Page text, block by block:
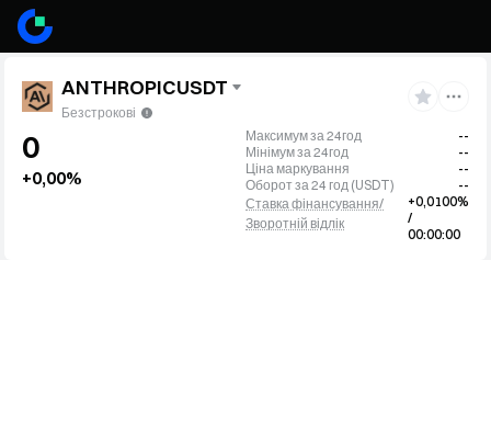
ANTHROPICUSDT
Безстрокові
0
+0,00%
Максимум за 24год
--
Мінімум за 24год
--
Ціна маркування
--
Оборот за 24 год (USDT)
--
Ставка фінансування/
Зворотній відлік
+0,0100%
/
00:00:00